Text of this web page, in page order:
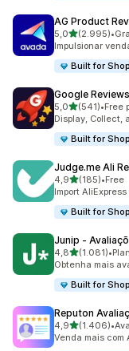
AG Product
5,0de 5 estrelas
(2.995)
2995 total de •
Impulsionar
Built for
Google
5,0de 5 estrelas
(541)
541 total de
•Free
Display, Collect,
Built for
Judge.me Ali
4,9de 5 estrelas
(185)
185 total de•Free
Import
Built for
Junip ‑
4,8de 5 estrelas
(1.081)
1081 total de•
Obtenha mais
Built for
Reputon
4,9de 5 estrelas
(1.406)
1406 total de•
Venda mais com